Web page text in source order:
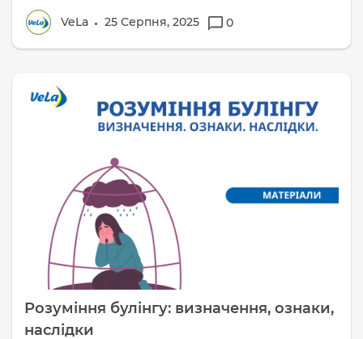
VeLa 25 Серпня, 2025 0
Розуміння булінгу: визначення, ознаки,
наслідки